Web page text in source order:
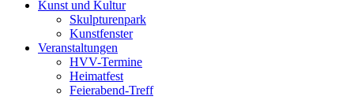
Kunst und Kultur
Skulpturenpark
Kunstfenster
Veranstaltungen
HVV-Termine
Heimatfest
Feierabend-Treff